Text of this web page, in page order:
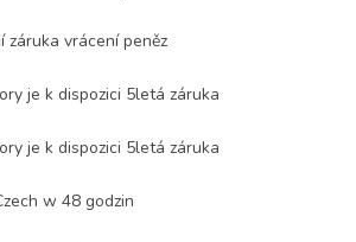
záruka vrácení peněz
je k dispozici 5letá záruka
je k dispozici 5letá záruka
w 48 godzin